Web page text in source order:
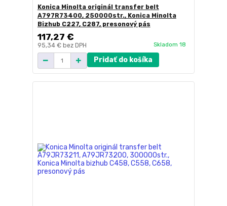
Konica Minolta originál transfer belt
A797R73400, 250000str., Konica Minolta
Bizhub C227, C287, presonový pás
117,27 €
95,34 € bez DPH Skladom 18
Pridať do košíka